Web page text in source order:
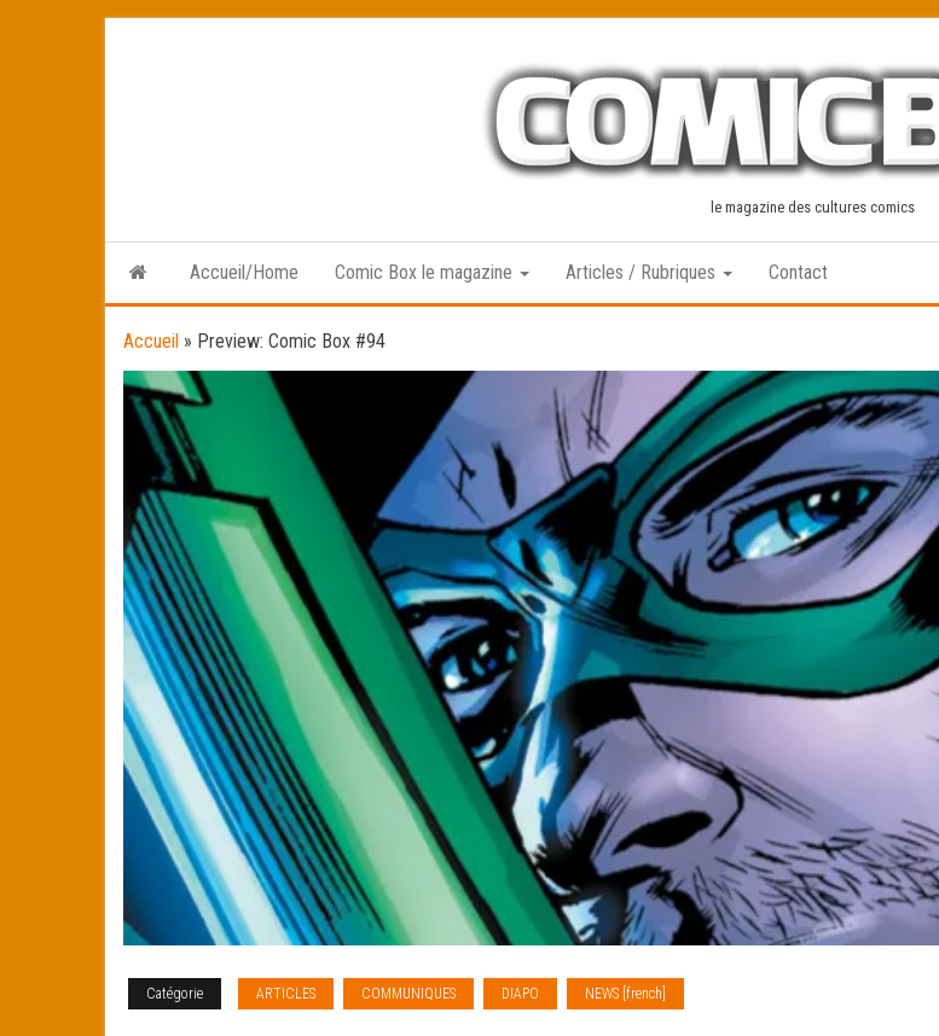
le magazine des cultures comics
Accueil/Home Comic Box le magazine Articles / Rubriques Contact
Accueil » Preview: Comic Box #94
Catégorie ARTICLES COMMUNIQUES DIAPO NEWS [french]